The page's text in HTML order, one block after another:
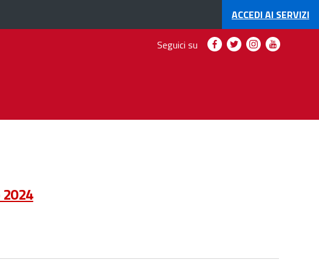
ACCEDI AI SERVIZI
Seguici su
SeguiciSeguiciSeguiciSeguici